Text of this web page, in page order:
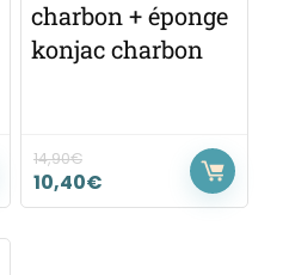
charbon + éponge
konjac charbon
14,90€
10,40€